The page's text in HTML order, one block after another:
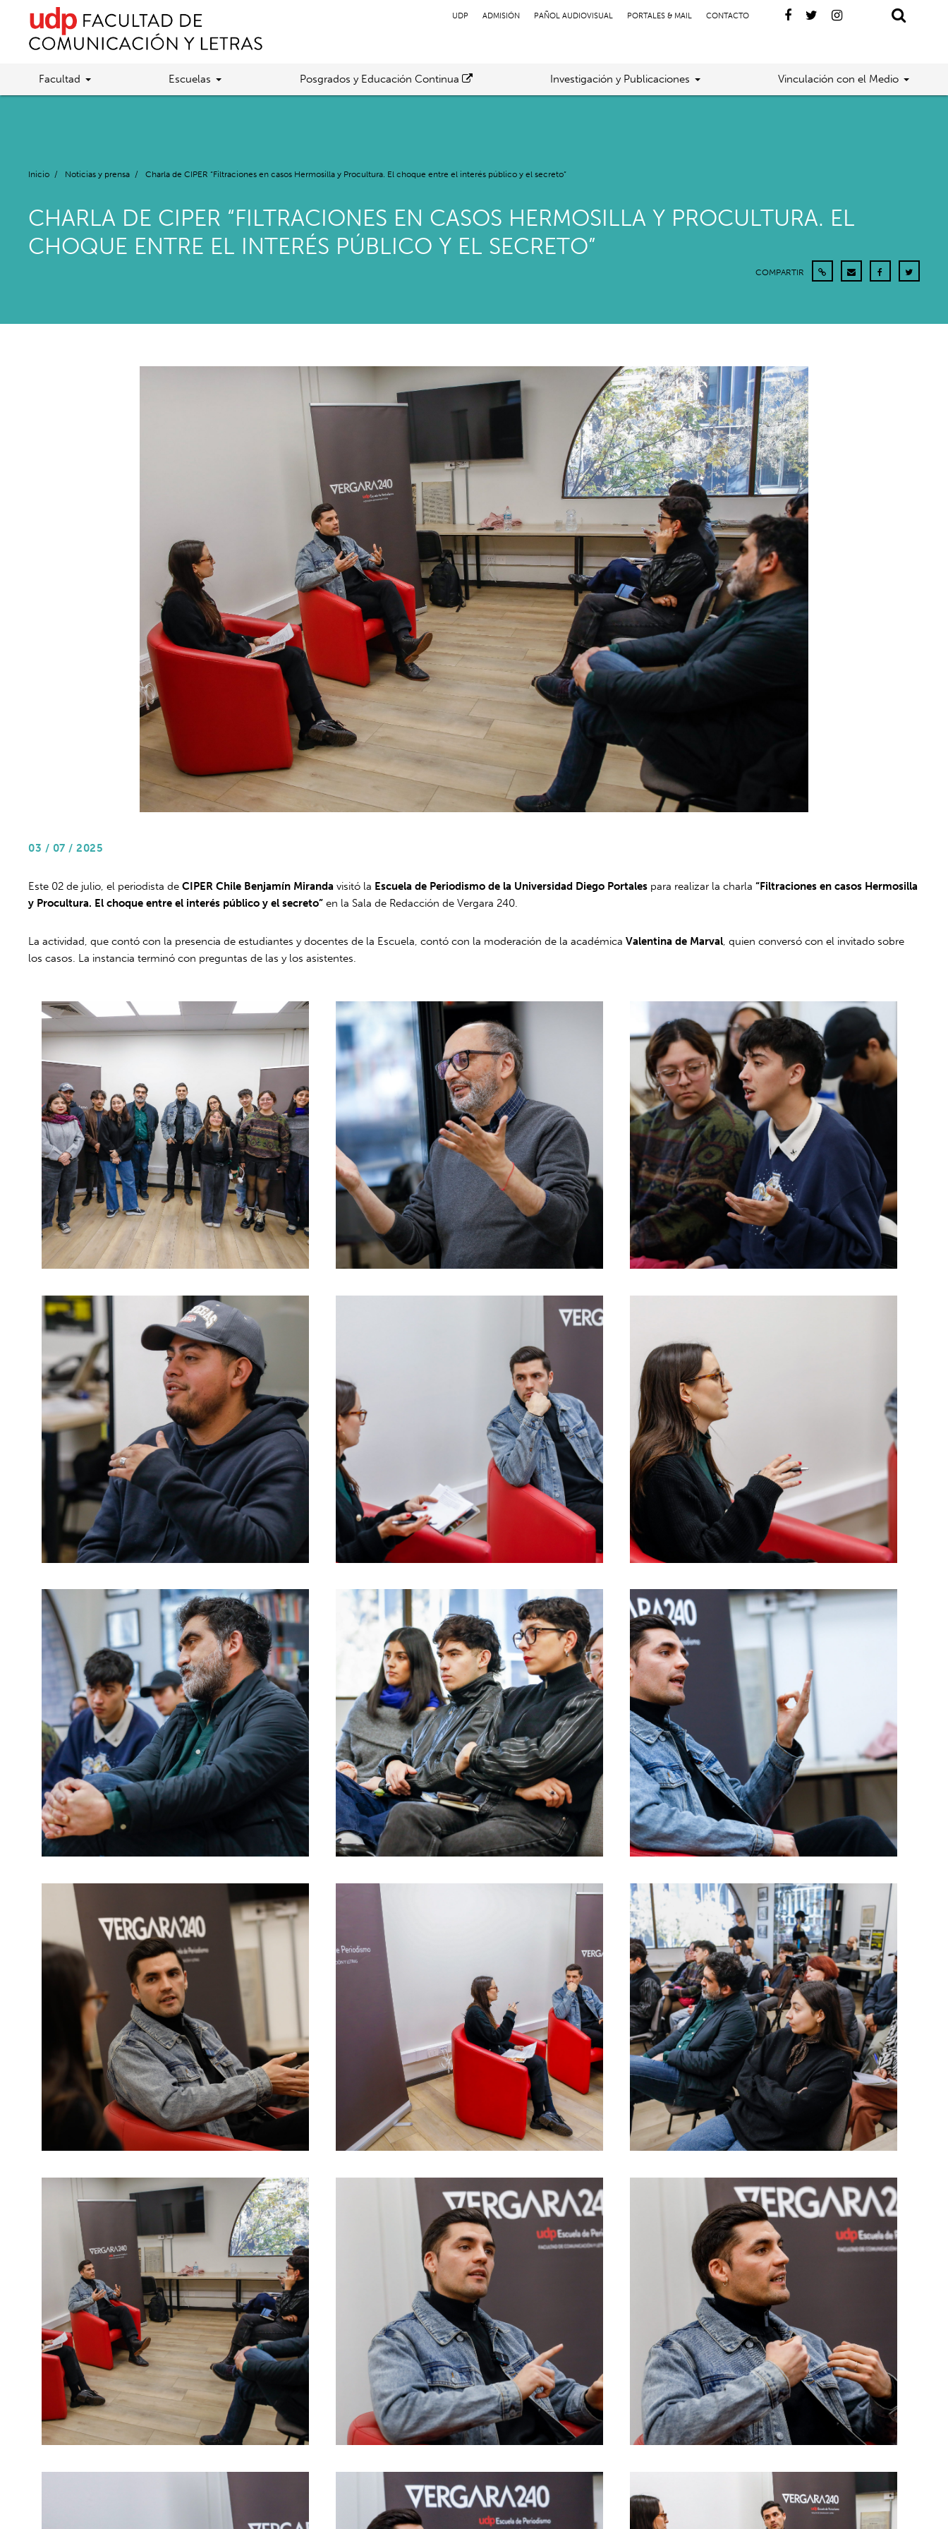
UDP ADMISIÓN PAÑOL AUDIOVISUAL PORTALES & MAIL CONTACTO
Facultad Escuelas Posgrados y Educación Continua Investigación y Publicaciones Vinculación con el Medio
Inicio / Noticias y prensa / Charla de CIPER “Filtraciones en casos Hermosilla y Procultura. El choque entre el interés público y el secreto”
CHARLA DE CIPER “FILTRACIONES EN CASOS HERMOSILLA Y PROCULTURA. EL
CHOQUE ENTRE EL INTERÉS PÚBLICO Y EL SECRETO”
COMPARTIR
03 / 07 / 2025
Este 02 de julio, el periodista de CIPER Chile Benjamín Miranda visitó la Escuela de Periodismo de la Universidad Diego Portales para realizar la charla“Filtraciones en casos Hermosilla
y Procultura. El choque entre el interés público y el secreto” en la Sala de Redacción de Vergara 240.
La actividad, que contó con la presencia de estudiantes y docentes de la Escuela, contó con la moderación de la académicaValentina de Marval, quien conversó con el invitado sobre
los casos. La instancia terminó con preguntas de las y los asistentes.